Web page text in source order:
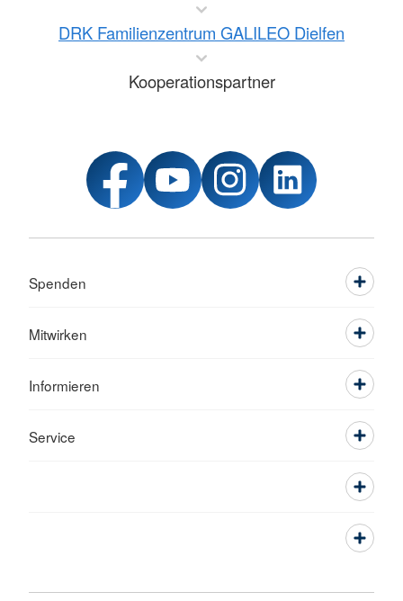
DRK Familienzentrum GALILEO Dielfen
Kooperationspartner
Spenden
Mitwirken
Informieren
Service